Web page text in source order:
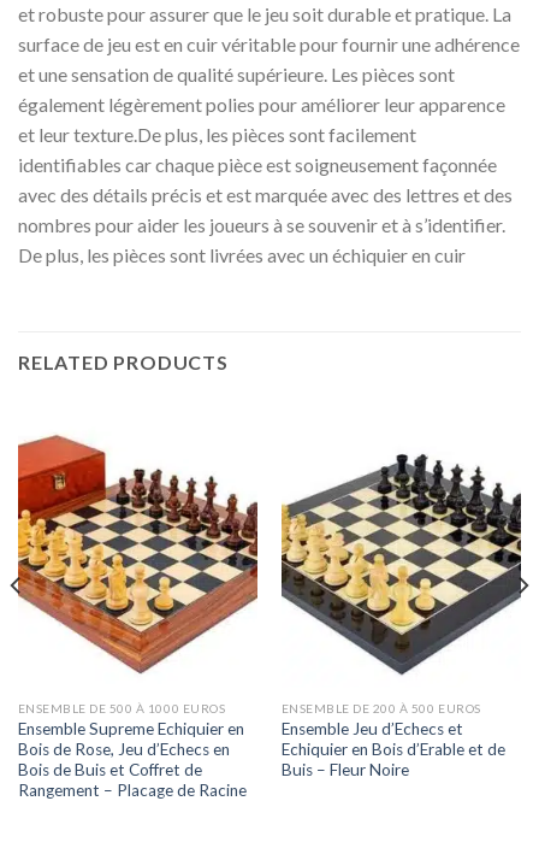
et robuste pour assurer que le jeu soit durable et pratique. La
surface de jeu est en cuir véritable pour fournir une adhérence
et une sensation de qualité supérieure. Les pièces sont
également légèrement polies pour améliorer leur apparence
et leur texture.De plus, les pièces sont facilement
identifiables car chaque pièce est soigneusement façonnée
avec des détails précis et est marquée avec des lettres et des
nombres pour aider les joueurs à se souvenir et à s’identifier.
De plus, les pièces sont livrées avec un échiquier en cuir
RELATED PRODUCTS
ENSEMBLE DE 500 À 1000 EUROS
Ensemble Supreme Echiquier en
Bois de Rose, Jeu d’Echecs en
Bois de Buis et Coffret de
Rangement – Placage de Racine
ENSEMBLE DE 200 À 500 EUROS
Ensemble Jeu d’Echecs et
Echiquier en Bois d’Erable et de
Buis – Fleur Noire